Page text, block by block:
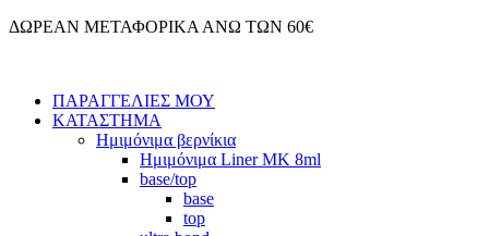
Μετάβαση
ΔΩΡΕΑΝ ΜΕΤΑΦΟΡΙΚΑ ΑΝΩ ΤΩΝ 60€
ΠΑΡΑΓΓΕΛΙΕΣ ΜΟΥ
ΚΑΤΑΣΤΗΜΑ
Ημιμόνιμα βερνίκια
Ημιμόνιμα Liner ΜΚ 8ml
base/top
base
top